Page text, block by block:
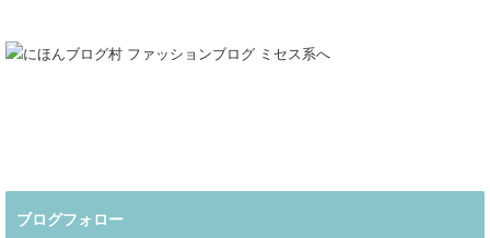
ブログフォロー